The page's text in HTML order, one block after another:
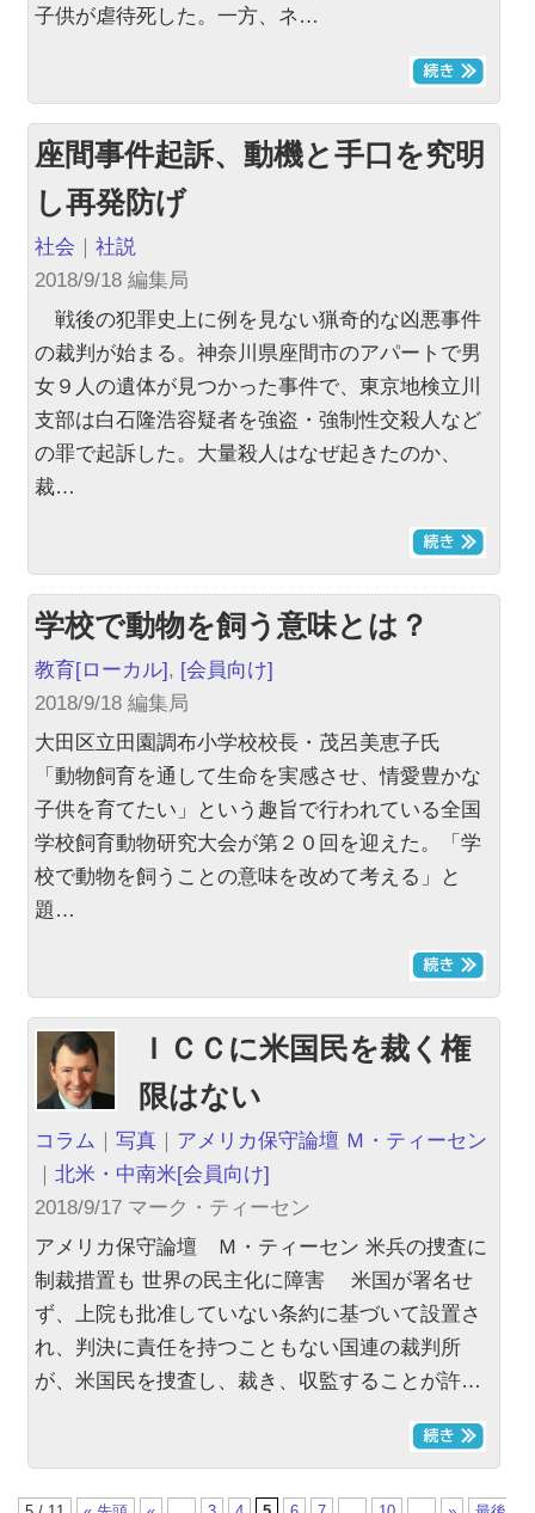
子供が虐待死した。一方、ネ…
座間事件起訴、動機と手口を究明
し再発防げ
社会 ｜社説
2018/9/18 編集局
戦後の犯罪史上に例を見ない猟奇的な凶悪事件
の裁判が始まる。神奈川県座間市のアパートで男
女９人の遺体が見つかった事件で、東京地検立川
支部は白石隆浩容疑者を強盗・強制性交殺人など
の罪で起訴した。大量殺人はなぜ起きたのか、
裁…
学校で動物を飼う意味とは？
教育[ローカル], [会員向け]
2018/9/18 編集局
大田区立田園調布小学校校長・茂呂美恵子氏
「動物飼育を通して生命を実感させ、情愛豊かな
子供を育てたい」という趣旨で行われている全国
学校飼育動物研究大会が第２０回を迎えた。「学
校で動物を飼うことの意味を改めて考える」と
題…
ＩＣＣに米国民を裁く権
限はない
コラム ｜写真 ｜ アメリカ保守論壇 Ｍ・ティーセン
｜北米・中南米[会員向け]
2018/9/17 マーク・ティーセン
アメリカ保守論壇 Ｍ・ティーセン 米兵の捜査に
制裁措置も 世界の民主化に障害 米国が署名せ
ず、上院も批准していない条約に基づいて設置さ
れ、判決に責任を持つこともない国連の裁判所
が、米国民を捜査し、裁き、収監することが許…